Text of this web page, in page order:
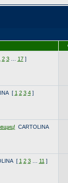
2 3 17 ]
[ 1 2 3 4 ]
CARTOLINA
[ 1 2 3 11 ]